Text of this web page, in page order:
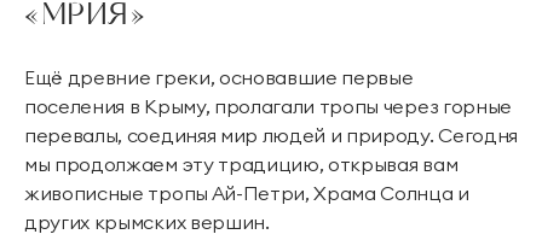
«МРИЯ»
Ещё древние греки, основавшие первые
поселения в Крыму, пролагали тропы через горные
перевалы, соединяя мир людей и природу. Сегодня
мы продолжаем эту традицию, открывая вам
живописные тропы Ай-Петри, Храма Солнца и
других крымских вершин.